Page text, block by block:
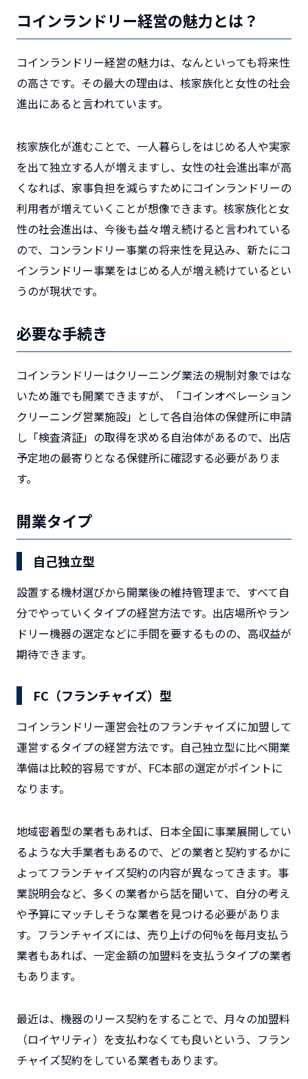
コインランドリー経営の魅力とは？
コインランドリー経営の魅力は、なんといっても将来性
の高さです。その最大の理由は、核家族化と女性の社会
進出にあると言われています。
核家族化が進むことで、一人暮らしをはじめる人や実家
を出て独立する人が増えますし、女性の社会進出率が高
くなれば、家事負担を減らすためにコインランドリーの
利用者が増えていくことが想像できます。核家族化と女
性の社会進出は、今後も益々増え続けると言われている
ので、コンランドリー事業の将来性を見込み、新たにコ
インランドリー事業をはじめる人が増え続けているとい
うのが現状です。
必要な手続き
コインランドリーはクリーニング業法の規制対象ではな
いため誰でも開業できますが、「コインオペレーション
クリーニング営業施設」として各自治体の保健所に申請
し「検査済証」の取得を求める自治体があるので、出店
予定地の最寄りとなる保健所に確認する必要がありま
す。
開業タイプ
自己独立型
設置する機材選びから開業後の維持管理まで、すべて自
分でやっていくタイプの経営方法です。出店場所やラン
ドリー機器の選定などに手間を要するものの、高収益が
期待できます。
FC（フランチャイズ）型
コインランドリー運営会社のフランチャイズに加盟して
運営するタイプの経営方法です。自己独立型に比べ開業
準備は比較的容易ですが、FC本部の選定がポイントに
なります。
地域密着型の業者もあれば、日本全国に事業展開してい
るような大手業者もあるので、どの業者と契約するかに
よってフランチャイズ契約の内容が異なってきます。事
業説明会など、多くの業者から話を聞いて、自分の考え
や予算にマッチしそうな業者を見つける必要がありま
す。フランチャイズには、売り上げの何%を毎月支払う
業者もあれば、一定金額の加盟料を支払うタイプの業者
もあります。
最近は、機器のリース契約をすることで、月々の加盟料
（ロイヤリティ）を支払わなくても良いという、フラン
チャイズ契約をしている業者もあります。